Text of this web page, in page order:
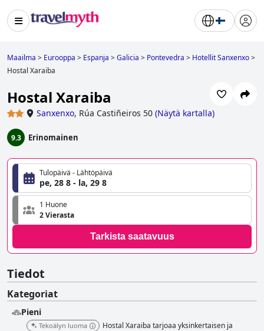
Maailma > Eurooppa > Espanja >Galicia > Pontevedra > Hotellit Sanxenxo>
Hostal Xaraiba
Hostal Xaraiba
Sanxenxo, Rúa Castiñeiros 50 (Näytä kartalla)
9.3 Erinomainen
Tulopäivä - Lähtöpäivä
pe, 28 8 - la, 29 8
1 Huone
2 Vierasta
Tarkista saatavuus
Tiedot
Kategoriat
Pieni
Tekoälyn luoma
Hostal Xaraiba tarjoaa yksinkertaisen ja